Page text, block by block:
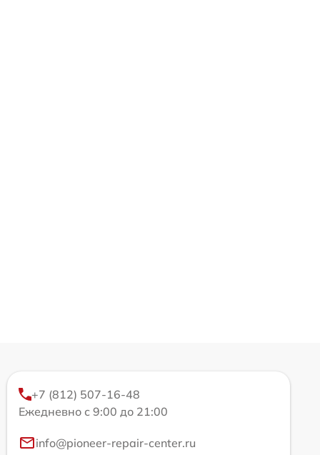
+7 (812) 507-16-48
Ежедневно с 9:00 до 21:00
info@pioneer-repair-center.ru